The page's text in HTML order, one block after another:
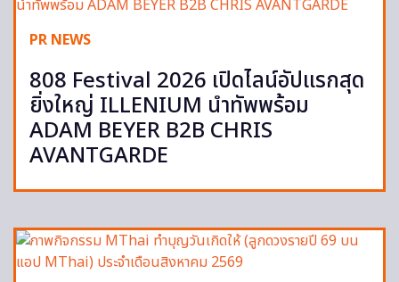
PR NEWS
808 Festival 2026 เปิดไลน์อัปแรกสุด
ยิ่งใหญ่ ILLENIUM นำทัพพร้อม
ADAM BEYER B2B CHRIS
AVANTGARDE